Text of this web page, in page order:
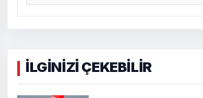
İLGİNİZİ ÇEKEBİLİR